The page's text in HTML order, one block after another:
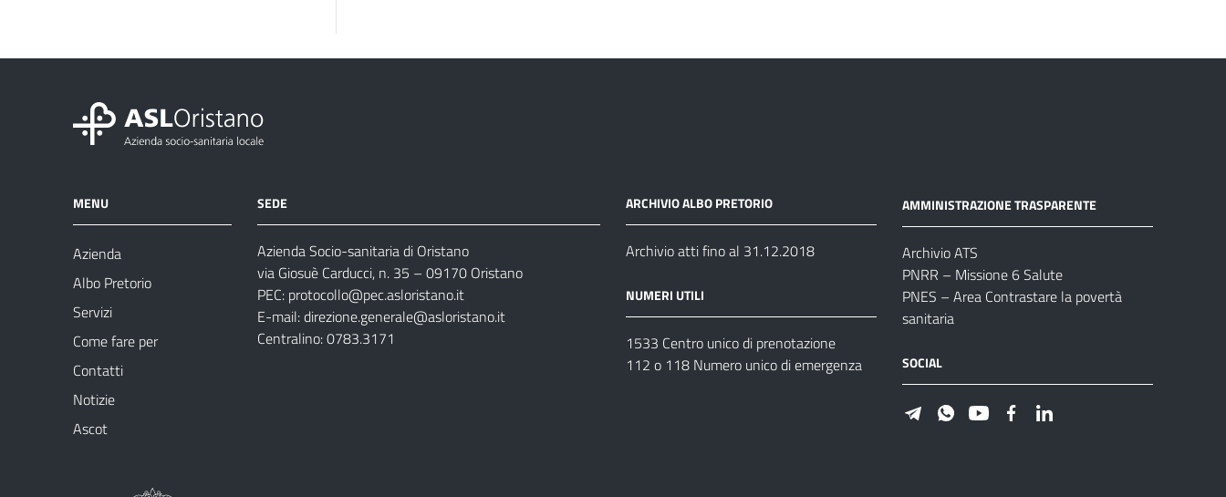
MENU
Azienda
Albo Pretorio
Servizi
Come fare per
Contatti
Notizie
Ascot
SEDE
Azienda Socio-sanitaria di Oristano
via Giosuè Carducci, n. 35 – 09170 Oristano
PEC: protocollo@pec.asloristano.it
E-mail:direzione.generale@asloristano.it
Centralino: 0783.3171
ARCHIVIO ALBO PRETORIO
Archivio atti fino al 31.12.2018
NUMERI UTILI
1533 Centro unico di prenotazione
112 o 118 Numero unico di emergenza
AMMINISTRAZIONE TRASPARENTE
Archivio ATS
PNRR – Missione 6 Salute
PNES – Area Contrastare la povertà
sanitaria
SOCIAL